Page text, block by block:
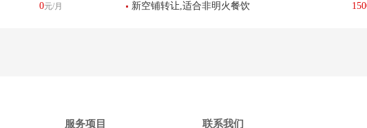
0元/月 新空铺转让,适合非明火餐饮
服务项目 联系我们